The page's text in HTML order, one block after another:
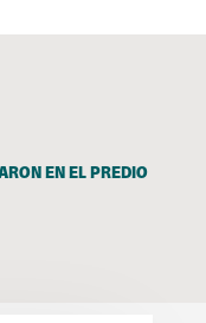
EN EL PREDIO